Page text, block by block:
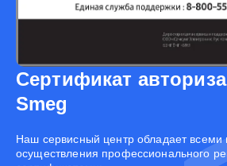
Сертификат
Smeg
Наш сервисный центр обладает
осуществления профессионального